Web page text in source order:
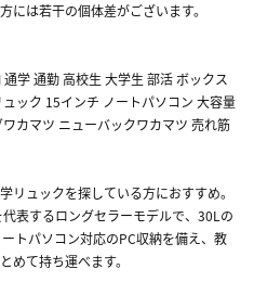
には若干の個体差がございます。
学 通勤 高校生 大学生 部活 ボックス
ック 15インチ ノートパソコン 大容量
カマツ ニューバックワカマツ 売れ筋
リュックを探している方におすすめ。
代表するロングセラーモデルで、30Lの
トパソコン対応のPC収納を備え、教
めて持ち運べます。